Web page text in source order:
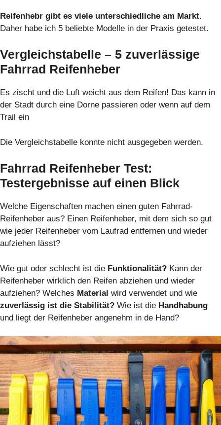
Reifenhebr gibt es viele unterschiedliche am Markt.
Daher habe ich 5 beliebte Modelle in der Praxis getestet.
Vergleichstabelle – 5 zuverlässige
Fahrrad Reifenheber
Es zischt und die Luft weicht aus dem Reifen! Das kann in
der Stadt durch eine Dorne passieren oder wenn auf dem
Trail ein
Die Vergleichstabelle konnte nicht ausgegeben werden.
Fahrrad Reifenheber Test:
Testergebnisse auf einen Blick
Welche Eigenschaften machen einen guten Fahrrad-
Reifenheber aus? Einen Reifenheber, mit dem sich so gut
wie jeder Reifenheber vom Laufrad entfernen und wieder
aufziehen lässt?
Wie gut oder schlecht ist die Funktionalität? Kann der
Reifenheber wirklich den Reifen abziehen und wieder
aufziehen? Welches Material wird verwendet und wie
zuverlässig ist die Stabilität? Wie ist die Handhabung
und liegt der Reifenheber angenehm in de Hand?